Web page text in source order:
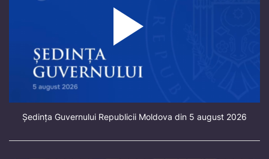
Ședința Guvernului Republicii Moldova din 5 august 2026